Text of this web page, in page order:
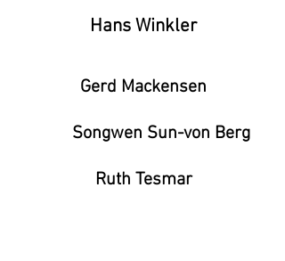
Hans Winkler
Gerd Mackensen
Songwen Sun-von Berg
Ruth Tesmar